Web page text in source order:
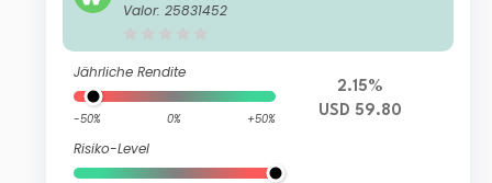
Valor: 25831452
Jährliche Rendite
-50% 0% +50%
Risiko-Level
2.15%
USD 59.80